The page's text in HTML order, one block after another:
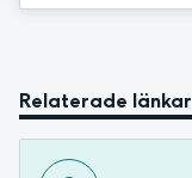
Relaterade länkar